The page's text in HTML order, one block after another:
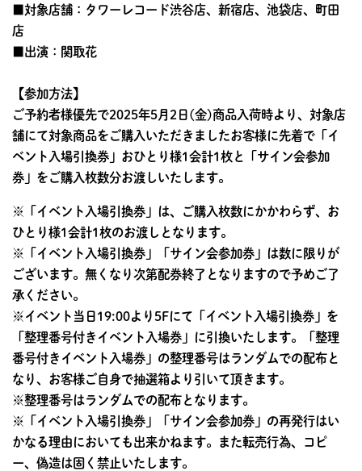
■対象店舗：タワーレコード渋谷店、新宿店、池袋店、町田
店
■出演：関取花
【参加方法】
ご予約者様優先で2025年5月2日(金)商品入荷時より、対象店
舗にて対象商品をご購入いただきましたお客様に先着で「イ
ベント入場引換券」おひとり様1会計1枚と「サイン会参加
券」をご購入枚数分お渡しいたします。
※「イベント入場引換券」は、ご購入枚数にかかわらず、お
ひとり様1会計1枚のお渡しとなります。
※「イベント入場引換券」「サイン会参加券」は数に限りが
ございます。無くなり次第配券終了となりますので予めご了
承ください。
※イベント当日19:00より5Fにて「イベント入場引換券」を
「整理番号付きイベント入場券」に引換いたします。「整理
番号付きイベント入場券」の整理番号はランダムでの配布と
なり、お客様ご自身で抽選箱より引いて頂きます。
※整理番号はランダムでの配布となります。
※「イベント入場引換券」「サイン会参加券」の再発行はい
かなる理由においても出来かねます。また転売行為、コピ
ー、偽造は固く禁止いたします。